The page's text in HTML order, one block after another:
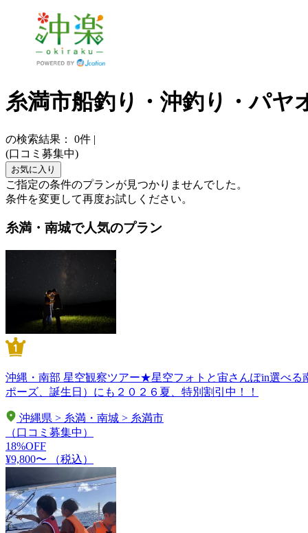
糸満市船釣り・沖釣り・パヤ
の検索結果： 0件 |
(口コミ募集中)
お気に入り
ご指定の条件のプランが見つかりませんでした。
条件を変更して再度お試しください。
糸満・南城で人気のプラン
沖縄・南部 星空観察ツアー★星空フォトと宙さんぽin選べ
ポーズ、誕生日）にも２０２６夏、特別割引中！！
沖縄県 > 糸満・南城 > 糸満市
（口コミ募集中）
18%OFF
¥9,800〜
（税込）